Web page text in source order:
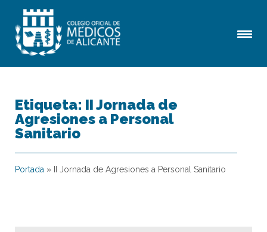
Etiqueta: II Jornada de
Agresiones a Personal
Sanitario
Portada » II Jornada de Agresiones a Personal Sanitario